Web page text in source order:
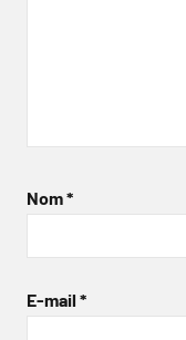
Nom*
E-mail *